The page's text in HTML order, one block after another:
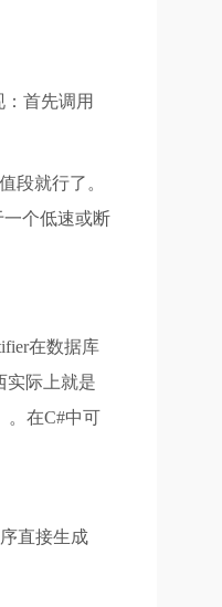
首先调用
段就行了。
个低速或断
在数据库
实际上就是
。在C#中可
直接生成